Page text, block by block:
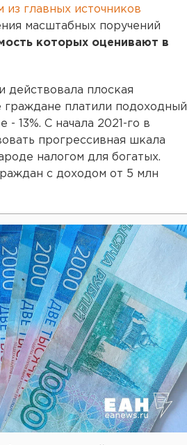
из главных источников
масштабных поручений
которых оценивают в
действовала плоская
граждане платили подоходный
- 13%. С начала 2021-го в
прогрессивная шкала
налогом для богатых.
с доходом от 5 млн